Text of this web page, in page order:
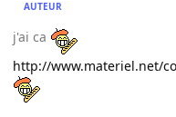
AUTEUR
j'ai ca
http://www.materiel.net/